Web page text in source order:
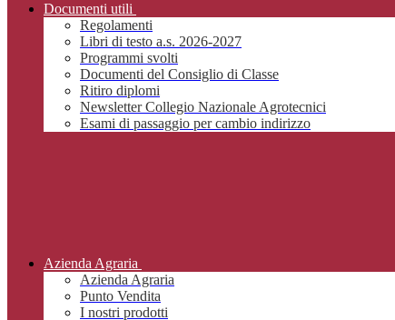
Documenti utili
Regolamenti
Libri di testo a.s. 2026-2027
Programmi svolti
Documenti del Consiglio di Classe
Ritiro diplomi
Newsletter Collegio Nazionale Agrotecnici
Esami di passaggio per cambio indirizzo
Azienda Agraria
Azienda Agraria
Punto Vendita
I nostri prodotti